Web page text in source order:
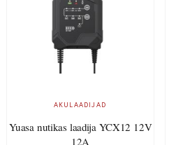
AKULAADIJAD
Yuasa nutikas laadija YCX12 12V
12A